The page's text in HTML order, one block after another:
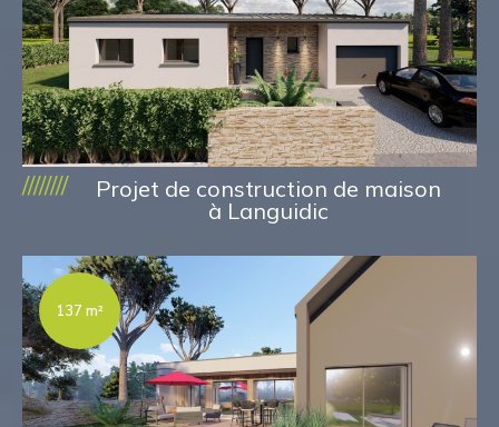
////////
Projet de construction de maison
à Languidic
137 m²